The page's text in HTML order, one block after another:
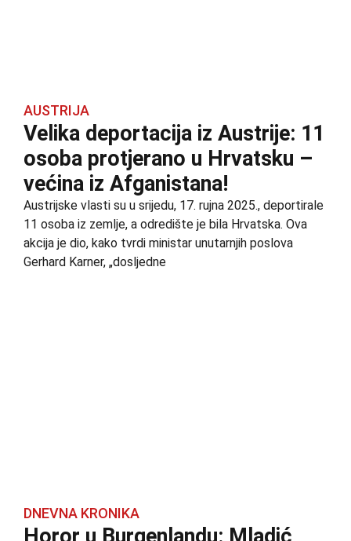
AUSTRIJA
Velika deportacija iz Austrije: 11
osoba protjerano u Hrvatsku –
većina iz Afganistana!
Austrijske vlasti su u srijedu, 17. rujna 2025., deportirale
11 osoba iz zemlje, a odredište je bila Hrvatska. Ova
akcija je dio, kako tvrdi ministar unutarnjih poslova
Gerhard Karner, „dosljedne
DNEVNA KRONIKA